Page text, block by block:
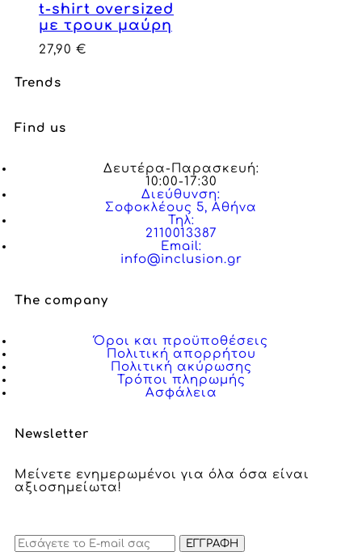
t-shirt oversized
με τρουκ μαύρη
27,90 €
Trends
Find us
Δευτέρα-Παρασκευή:
10:00-17:30
Διεύθυνση:
Σοφοκλέους 5, Αθήνα
Τηλ:
2110013387
Email:
info@inclusion.gr
The company
Όροι και προϋποθέσεις
Πολιτική απορρήτου
Πολιτική ακύρωσης
Τρόποι πληρωμής
Ασφάλεια
Newsletter
Μείνετε ενημερωμένοι για όλα όσα είναι
αξιοσημείωτα!
ΕΓΓΡΑΦΗ